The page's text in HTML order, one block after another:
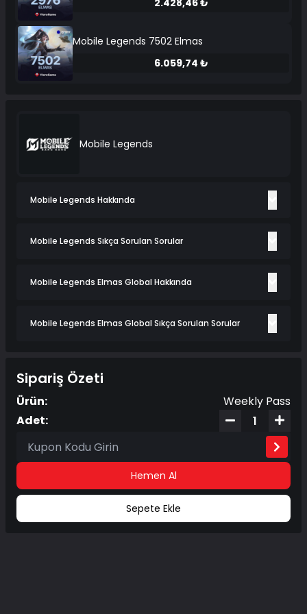
2.428,46 ₺
Mobile Legends 7502 Elmas
6.059,74 ₺
Mobile Legends
Mobile Legends Hakkında
Mobile Legends Sıkça Sorulan Sorular
Mobile Legends Elmas Global Hakkında
Mobile Legends Elmas Global Sıkça Sorulan Sorular
Sipariş Özeti
Ürün:
Weekly Pass
Adet:
Hemen Al
Sepete Ekle